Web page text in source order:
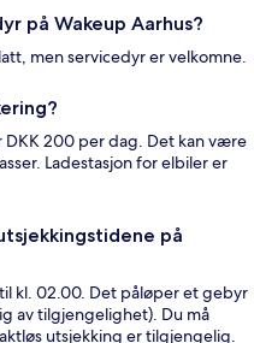
på Wakeup Aarhus?
men servicedyr er velkomne.
200 per dag. Det kan være
Ladestasjon for elbiler er
på
kl. 02.00. Det påløper et gebyr
av tilgjengelighet). Du må
utsjekking er tilgjengelig.